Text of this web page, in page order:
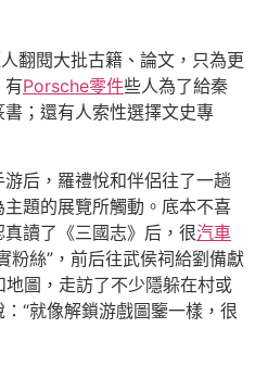
翻閱大批古籍、論文，只為更
有Porsche零件些人為了給秦
；還有人索性選擇文史專
后，羅禮悅和伴侶往了一趟
題的展覽所觸動。底本不喜
真讀了《三國志》后，很汽車
粉絲”，前后往武侯祠給劉備獻
圖，走訪了不少隱躲在村或
“就像解鎖游戲圖鑒一樣，很